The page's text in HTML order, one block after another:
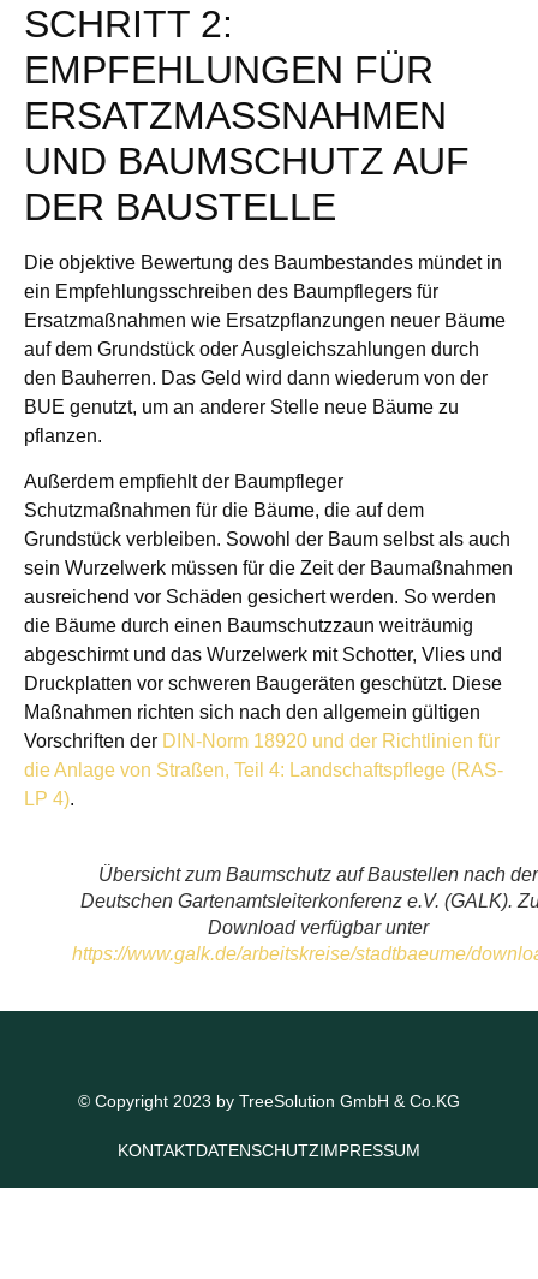
SCHRITT 2:
EMPFEHLUNGEN FÜR
ERSATZMASSNAHMEN U
ND BAUMSCHUTZ AUF D
ER BAUSTELLE
Die objektive Bewertung des Baumbestandes mündet in
ein Empfehlungsschreiben des Baumpflegers für
Ersatzmaßnahmen wie Ersatzpflanzungen neuer Bäume
auf dem Grundstück oder Ausgleichszahlungen durch
den Bauherren. Das Geld wird dann wiederum von der
BUE genutzt, um an anderer Stelle neue Bäume zu
pflanzen.
Außerdem empfiehlt der Baumpfleger
Schutzmaßnahmen für die Bäume, die auf dem
Grundstück verbleiben. Sowohl der Baum selbst als auch
sein Wurzelwerk müssen für die Zeit der Baumaßnahmen
ausreichend vor Schäden gesichert werden. So werden
die Bäume durch einen Baumschutzzaun weiträumig
abgeschirmt und das Wurzelwerk mit Schotter, Vlies und
Druckplatten vor schweren Baugeräten geschützt. Diese
Maßnahmen richten sich nach den allgemein gültigen
Vorschriften der DIN-Norm 18920 und der Richtlinien für
die Anlage von Straßen, Teil 4: Landschaftspflege (RAS-
LP 4).
Übersicht zum Baumschutz auf Baustellen nach der
Deutschen Gartenamtsleiterkonferenz e.V. (GALK).
Download verfügbar unter
https://www.galk.de/arbeitskreise/stadtbaeume/
© Copyright 2023 by TreeSolution GmbH & Co.KG
KONTAKTDATENSCHUTZIMPRESSUM